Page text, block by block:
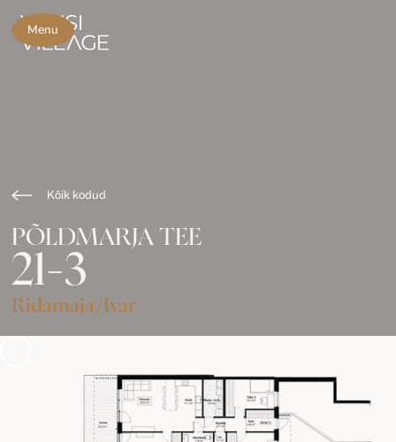
Menu
Kõik kodud
PÕLDMARJA TEE
21-3
Ridamaja/ Ivar